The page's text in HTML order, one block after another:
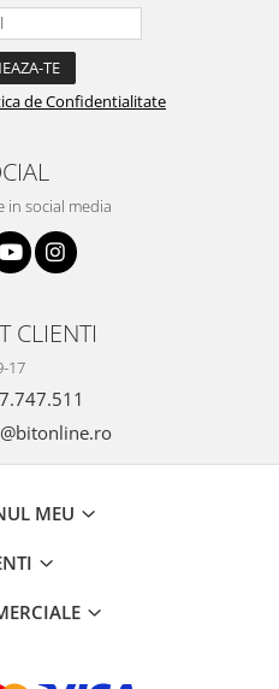
de Confidentialitate
in social media
CLIENTI
17
MEU